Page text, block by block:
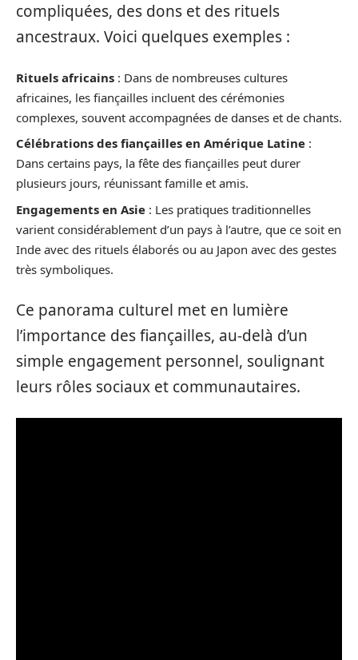
compliquées, des dons et des rituels
ancestraux. Voici quelques exemples :
Rituels africains : Dans de nombreuses cultures
africaines, les fiançailles incluent des cérémonies
complexes, souvent accompagnées de danses et de chants.
Célébrations des fiançailles en Amérique Latine :
Dans certains pays, la fête des fiançailles peut durer
plusieurs jours, réunissant famille et amis.
Engagements en Asie : Les pratiques traditionnelles
varient considérablement d’un pays à l’autre, que ce soit en
Inde avec des rituels élaborés ou au Japon avec des gestes
très symboliques.
Ce panorama culturel met en lumière
l’importance des fiançailles, au-delà d’un
simple engagement personnel, soulignant
leurs rôles sociaux et communautaires.